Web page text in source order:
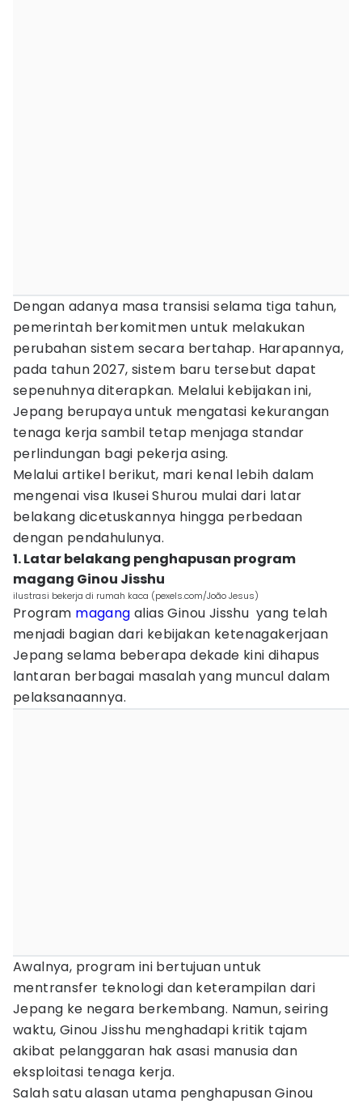
Dengan adanya masa transisi selama tiga tahun,
pemerintah berkomitmen untuk melakukan
perubahan sistem secara bertahap. Harapannya,
pada tahun 2027, sistem baru tersebut dapat
sepenuhnya diterapkan. Melalui kebijakan ini,
Jepang berupaya untuk mengatasi kekurangan
tenaga kerja sambil tetap menjaga standar
perlindungan bagi pekerja asing.
Melalui artikel berikut, mari kenal lebih dalam
mengenai visa Ikusei Shurou mulai dari latar
belakang dicetuskannya hingga perbedaan
dengan pendahulunya.
1. Latar belakang penghapusan program
magang Ginou Jisshu
ilustrasi bekerja di rumah kaca (pexels.com/João Jesus)
Program magang alias Ginou Jisshu yang telah
menjadi bagian dari kebijakan ketenagakerjaan
Jepang selama beberapa dekade kini dihapus
lantaran berbagai masalah yang muncul dalam
pelaksanaannya.
Awalnya, program ini bertujuan untuk
mentransfer teknologi dan keterampilan dari
Jepang ke negara berkembang. Namun, seiring
waktu, Ginou Jisshu menghadapi kritik tajam
akibat pelanggaran hak asasi manusia dan
eksploitasi tenaga kerja.
Salah satu alasan utama penghapusan Ginou